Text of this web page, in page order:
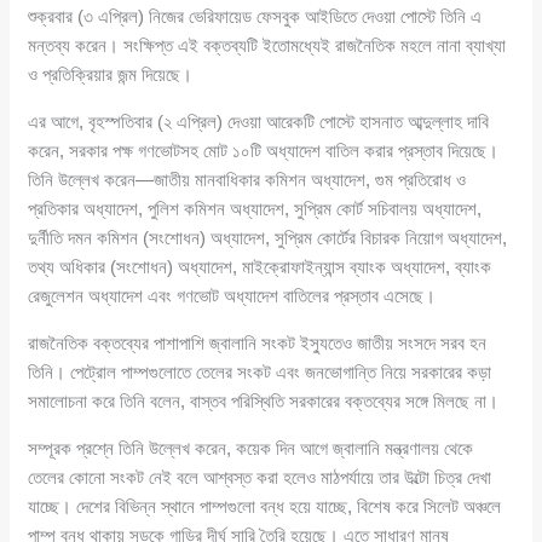
শুক্রবার (৩ এপ্রিল) নিজের ভেরিফায়েড ফেসবুক আইডিতে দেওয়া পোস্টে তিনি এ
মন্তব্য করেন। সংক্ষিপ্ত এই বক্তব্যটি ইতোমধ্যেই রাজনৈতিক মহলে নানা ব্যাখ্যা
ও প্রতিক্রিয়ার জন্ম দিয়েছে।
এর আগে, বৃহস্পতিবার (২ এপ্রিল) দেওয়া আরেকটি পোস্টে হাসনাত আব্দুল্লাহ দাবি
করেন, সরকার পক্ষ গণভোটসহ মোট ১০টি অধ্যাদেশ বাতিল করার প্রস্তাব দিয়েছে।
তিনি উল্লেখ করেন—জাতীয় মানবাধিকার কমিশন অধ্যাদেশ, গুম প্রতিরোধ ও
প্রতিকার অধ্যাদেশ, পুলিশ কমিশন অধ্যাদেশ, সুপ্রিম কোর্ট সচিবালয় অধ্যাদেশ,
দুর্নীতি দমন কমিশন (সংশোধন) অধ্যাদেশ, সুপ্রিম কোর্টের বিচারক নিয়োগ অধ্যাদেশ,
তথ্য অধিকার (সংশোধন) অধ্যাদেশ, মাইক্রোফাইন্যান্স ব্যাংক অধ্যাদেশ, ব্যাংক
রেজুলেশন অধ্যাদেশ এবং গণভোট অধ্যাদেশ বাতিলের প্রস্তাব এসেছে।
রাজনৈতিক বক্তব্যের পাশাপাশি জ্বালানি সংকট ইস্যুতেও জাতীয় সংসদে সরব হন
তিনি। পেট্রোল পাম্পগুলোতে তেলের সংকট এবং জনভোগান্তি নিয়ে সরকারের কড়া
সমালোচনা করে তিনি বলেন, বাস্তব পরিস্থিতি সরকারের বক্তব্যের সঙ্গে মিলছে না।
সম্পূরক প্রশ্নে তিনি উল্লেখ করেন, কয়েক দিন আগে জ্বালানি মন্ত্রণালয় থেকে
তেলের কোনো সংকট নেই বলে আশ্বস্ত করা হলেও মাঠপর্যায়ে তার উল্টো চিত্র দেখা
যাচ্ছে। দেশের বিভিন্ন স্থানে পাম্পগুলো বন্ধ হয়ে যাচ্ছে, বিশেষ করে সিলেট অঞ্চলে
পাম্প বন্ধ থাকায় সড়কে গাড়ির দীর্ঘ সারি তৈরি হয়েছে। এতে সাধারণ মানুষ